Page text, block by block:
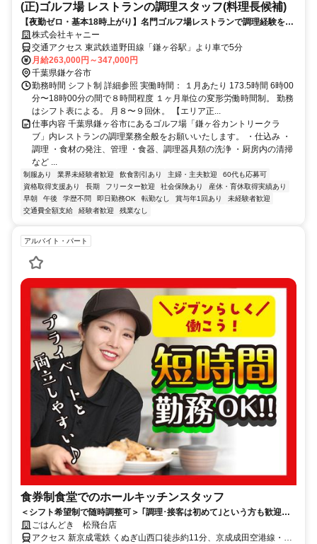
(正)ゴルフ場 レストランの調理スタッフ(料理長候補)
【夜勤ゼロ・基本18時上がり】名門ゴルフ場レストランで調理経験を腰
を据えた仕事に。 グレードコースを運営／将来は料理長へ・40〜50代
の転職も歓迎
株式会社キャニー
交通アクセス 東武鉄道野田線「鎌ヶ谷駅」より車で5分
月給263,000円～347,000円
千葉県鎌ケ谷市
勤務時間 シフト制 詳細参照 実働時間： １月あたり 173.5時間 6時00
分〜18時00分の間で８時間程度 １ヶ月単位の変形労働時間制。 勤務
はシフト表による。 ⽉８〜９回休。 【エリア正...
仕事内容 千葉県鎌ヶ谷市にあるゴルフ場「鎌ヶ谷カントリークラ
ブ」内レストランの調理業務全般をお願いいたします。 ・仕込み ・
調理 ・食材の発注、管理 ・食器、調理器具類の洗浄 ・厨房内の清掃
など ...
制服あり 業界未経験者歓迎 飲食割引あり 主婦・主夫歓迎
60代も応募可
資格取得支援あり
長期 フリーター歓迎 社会保険あり
産休・育休取得実績あり
早朝
午後 学歴不問 即日勤務OK 転勤なし 賞与年1回あり
未経験者歓迎
交通費全額支給
経験者歓迎 残業なし
アルバイト・パート
食券制食堂でのホールキッチンスタッフ
＜シフト希望制で随時調整可＞ ｢調理･接客は初めて｣という方も歓迎！
基礎から丁寧にフォローアップ！
ごはんどき 松飛台店
アクセス 新京成電鉄 くぬぎ山西口徒歩約11分、京成成田空港線・北